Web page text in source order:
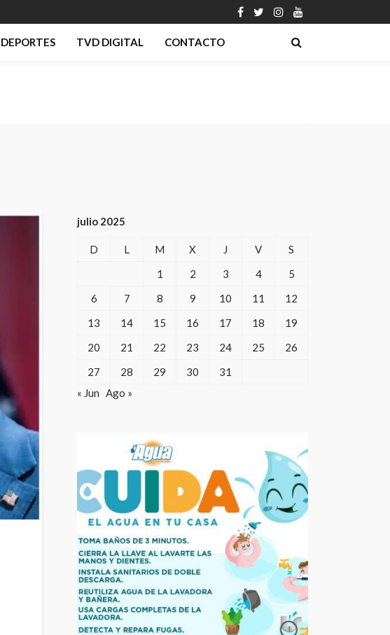
DEPORTES TVD DIGITAL CONTACTO
julio 2025
D L M X J V
S
1
2 3 4
5
6
7 8 9 10 11
12
13
14 15 16 17 18
19
20
21 22 23 24 25
26
27
28 29 30
31
« Jun
Ago »